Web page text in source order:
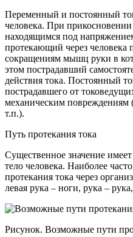
Переменный и постоянный
человека. При
находящимся под
протекающий через
сокращениям мышц руки в
этом пострадавший
действия тока. Постоянный
пострадавшего от
механическим
т.п.).
Путь протекания тока
Существенное значение
тело человека. Наиболее
протекания тока через
левая рука – ноги, рука –
Рисунок. Возможные пути